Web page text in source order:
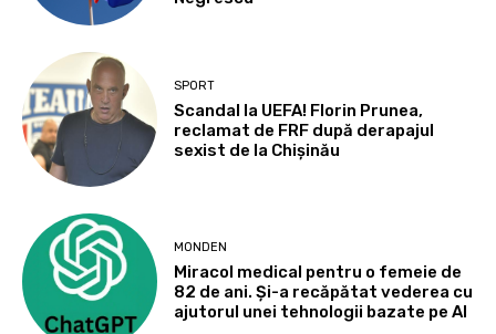
SPORT
Scandal la UEFA! Florin Prunea,
reclamat de FRF după derapajul
sexist de la Chișinău
MONDEN
Miracol medical pentru o femeie de
82 de ani. Și-a recăpătat vederea cu
ajutorul unei tehnologii bazate pe AI